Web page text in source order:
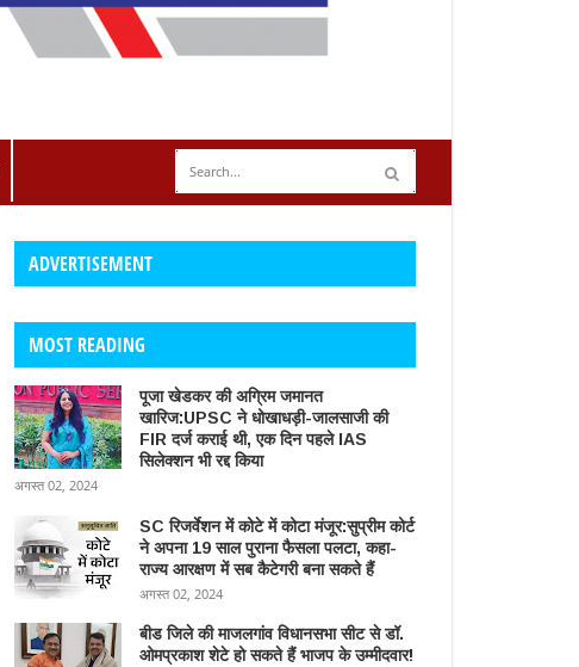
ADVERTISEMENT
MOST READING
पूजा खेडकर की अग्रिम जमानत
खारिज:UPSC ने धोखाधड़ी-जालसाजी की
FIR दर्ज कराई थी, एक दिन पहले IAS
सिलेक्शन भी रद्द किया
अगस्त 02, 2024
SC रिजर्वेशन में कोटे में कोटा मंजूर:सुप्रीम कोर्ट
ने अपना 19 साल पुराना फैसला पलटा, कहा-
राज्य आरक्षण में सब कैटेगरी बना सकते हैं
अगस्त 02, 2024
बीड जिले की माजलगांव विधानसभा सीट से डॉ.
ओमप्रकाश शेटे हो सकते हैं भाजप के उम्मीदवार!